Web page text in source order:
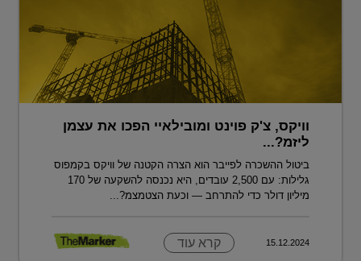
וויקס, צ'ק פוינט ומובילאיי הפכו את עצמן
ליזמ?...
ביטול ההשכרה לפייבר הוא הצרה הקטנה של וויקס בקמפוס
גלילות: עם 2,500 עובדים, היא נכנסה להשקעה של 170
מיליון דולר כדי להתרחב — וכעת הצטמצמ?...
15.12.2024 קרא עוד